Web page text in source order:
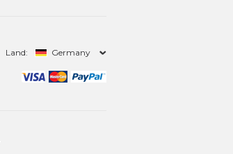
Land: Germany